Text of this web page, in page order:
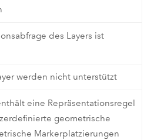
des Layers ist
werden nicht unterstützt
eine Repräsentationsregel
geometrische
Markerplatzierungen